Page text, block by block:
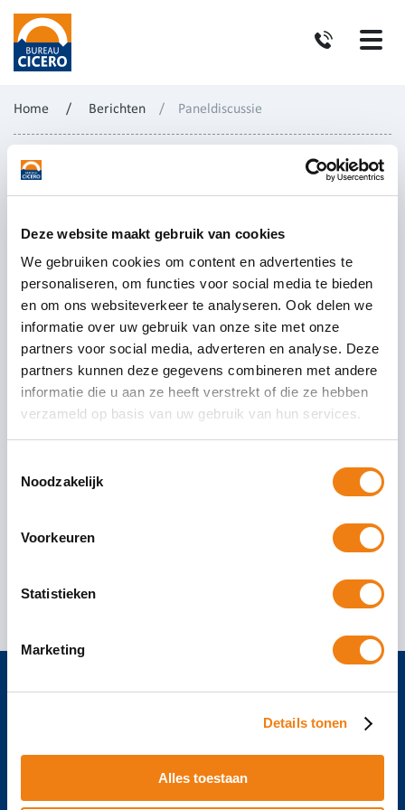
Deze website maakt gebruik van cookies
We gebruiken cookies om content en advertenties te
personaliseren, om functies voor social media te bieden
en om ons websiteverkeer te analyseren. Ook delen we
informatie over uw gebruik van onze site met onze
partners voor social media, adverteren en analyse. Deze
partners kunnen deze gegevens combineren met andere
informatie die u aan ze heeft verstrekt of die ze hebben
verzameld op basis van uw gebruik van hun services.
Noodzakelijk
Voorkeuren
Statistieken
Marketing
Details tonen
Alles toestaan
Home / Berichten / Paneldiscussie
Recap even Duurzaam inlenen
Op maandag 11 april 2022 vond een
verdiepingssessie plaats voor de inleners van flex.
samenwerking met ABN
02 mei 2022
Privacyverklaring